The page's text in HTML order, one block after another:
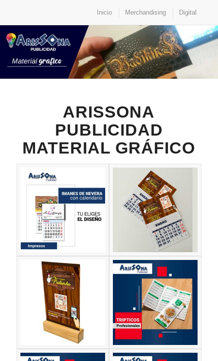
Inicio Merchandising Digital
ARISSONA
PUBLICIDAD
MATERIAL GRÁFICO